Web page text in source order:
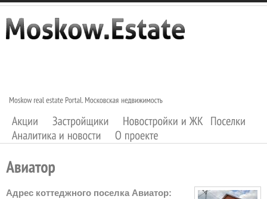
Адрес коттеджного поселка Авиатор: